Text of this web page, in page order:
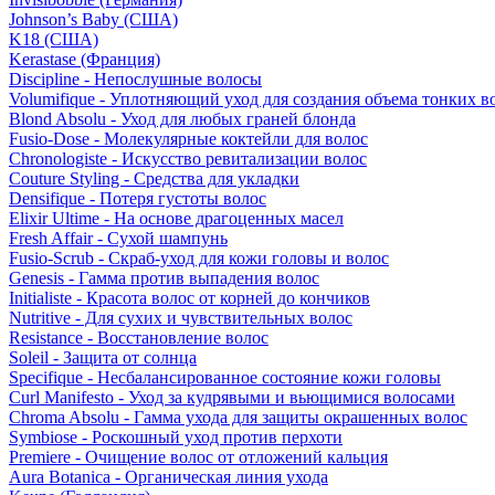
Johnson’s Baby (США)
K18 (США)
Kerastase (Франция)
Discipline - Непослушные волосы
Volumifique - Уплотняющий уход для создания объема тонких
Blond Absolu - Уход для любых граней блонда
Fusio-Dose - Молекулярные коктейли для волос
Chronologiste - Искусство ревитализации волос
Couture Styling - Средства для укладки
Densifique - Потеря густоты волос
Elixir Ultime - На основе драгоценных масел
Fresh Affair - Сухой шампунь
Fusio-Scrub - Скраб-уход для кожи головы и волос
Genesis - Гамма против выпадения волос
Initialiste - Красота волос от корней до кончиков
Nutritive - Для сухих и чувствительных волос
Resistance - Восстановление волос
Soleil - Защита от солнца
Specifique - Несбалансированное состояние кожи головы
Curl Manifesto - Уход за кудрявыми и вьющимися волосами
Chroma Absolu - Гамма ухода для защиты окрашенных волос
Symbiose - Роскошный уход против перхоти
Premiere - Очищение волос от отложений кальция
Aura Botanica - Органическая линия ухода